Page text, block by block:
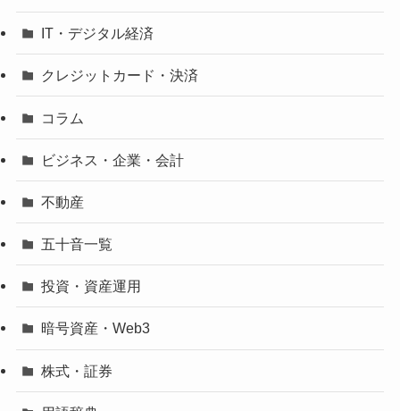
IT・デジタル経済
クレジットカード・決済
コラム
ビジネス・企業・会計
不動産
五十音一覧
投資・資産運用
暗号資産・Web3
株式・証券